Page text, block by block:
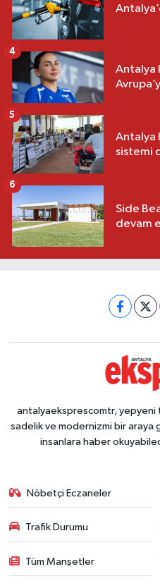
Antalya
4
Antalya
sistemi
5
Side
devam
6
antalyaeksprescomtr, yepyeni
sadelik ve modernizmi bir araya
insanlara haber
Nöbetçi Eczaneler
Trafik Durumu
Tüm Manşetler